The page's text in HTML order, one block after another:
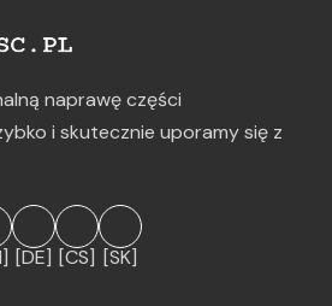
naprawę części
i skutecznie uporamy się z
[DE] [CS] [SK]